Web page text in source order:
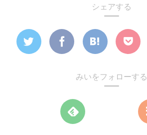
シェアする
みいをフォローする